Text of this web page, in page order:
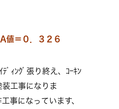
＝０．３２６
ﾞｨﾝｸﾞ張り終え、ｺｰｷﾝ
装工事になりま
事になっています、